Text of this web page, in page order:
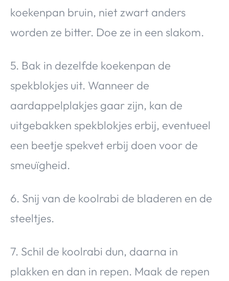
koekenpan bruin, niet zwart anders
worden ze bitter. Doe ze in een slakom.
5. Bak in dezelfde koekenpan de
spekblokjes uit. Wanneer de
aardappelplakjes gaar zijn, kan de
uitgebakken spekblokjes erbij, eventueel
een beetje spekvet erbij doen voor de
smeuïgheid.
6. Snij van de koolrabi de bladeren en de
steeltjes.
7. Schil de koolrabi dun, daarna in
plakken en dan in repen. Maak de repen